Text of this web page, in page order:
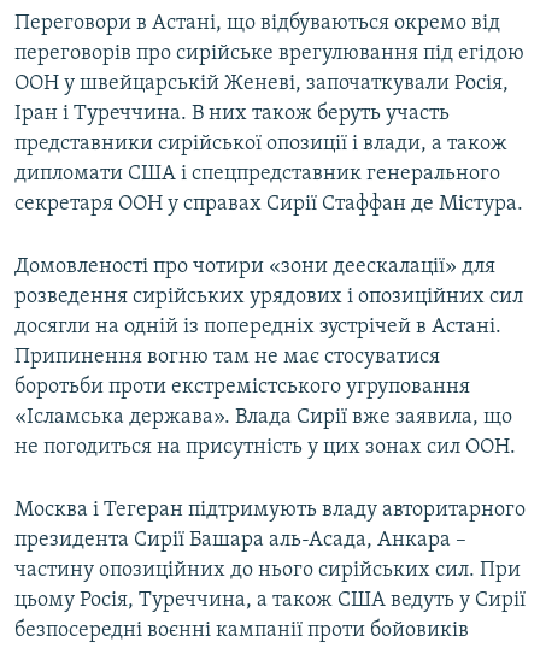
Переговори в Астані, що відбуваються окремо від
переговорів про сирійське врегулювання під егідою
ООН у швейцарській Женеві, започаткували Росія,
Іран і Туреччина. В них також беруть участь
представники сирійської опозиції і влади, а також
дипломати США і спецпредставник генерального
секретаря ООН у справах Сирії Стаффан де Містура.
Домовленості про чотири «зони деескалації» для
розведення сирійських урядових і опозиційних сил
досягли на одній із попередніх зустрічей в Астані.
Припинення вогню там не має стосуватися
боротьби проти екстремістського угруповання
«Ісламська держава». Влада Сирії вже заявила, що
не погодиться на присутність у цих зонах сил ООН.
Москва і Тегеран підтримують владу авторитарного
президента Сирії Башара аль-Асада, Анкара –
частину опозиційних до нього сирійських сил. При
цьому Росія, Туреччина, а також США ведуть у Сирії
безпосередні воєнні кампанії проти бойовиків